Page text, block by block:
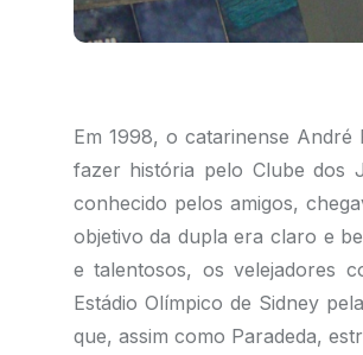
Em 1998, o catarinense
fazer história pelo Clube dos
conhecido pelos amigos,
objetivo da dupla era claro e
e talentosos, os velejadores
Estádio Olímpico de Sidney
que, assim como Paradeda,